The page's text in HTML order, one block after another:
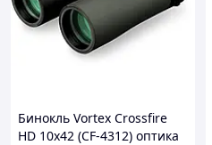
Бинокль Vortex Crossfire
HD 10x42 (CF-4312) оптика